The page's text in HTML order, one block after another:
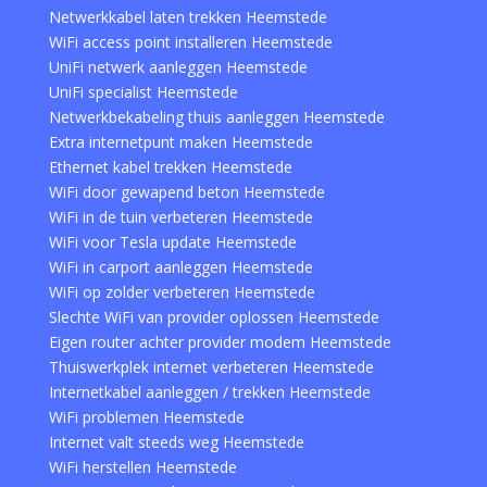
Netwerkkabel laten trekken Heemstede
WiFi access point installeren Heemstede
UniFi netwerk aanleggen Heemstede
UniFi specialist Heemstede
Netwerkbekabeling thuis aanleggen Heemstede
Extra internetpunt maken Heemstede
Ethernet kabel trekken Heemstede
WiFi door gewapend beton Heemstede
WiFi in de tuin verbeteren Heemstede
WiFi voor Tesla update Heemstede
WiFi in carport aanleggen Heemstede
WiFi op zolder verbeteren Heemstede
Slechte WiFi van provider oplossen Heemstede
Eigen router achter provider modem Heemstede
Thuiswerkplek internet verbeteren Heemstede
Internetkabel aanleggen / trekken Heemstede
WiFi problemen Heemstede
Internet valt steeds weg Heemstede
WiFi herstellen Heemstede